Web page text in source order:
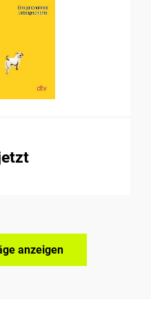
anzeigen